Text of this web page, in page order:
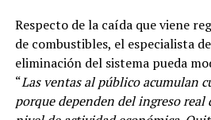
Respecto de la caída que viene
de combustibles, el especialista
eliminación del sistema pueda
“Las ventas al público acumulan
porque dependen del ingreso real